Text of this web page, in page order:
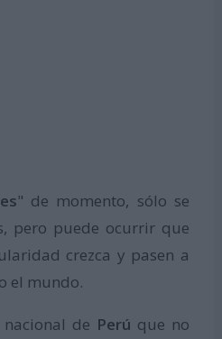
" de momento, sólo se
pero puede ocurrir que
crezca y pasen a
el mundo.
de Perú que no